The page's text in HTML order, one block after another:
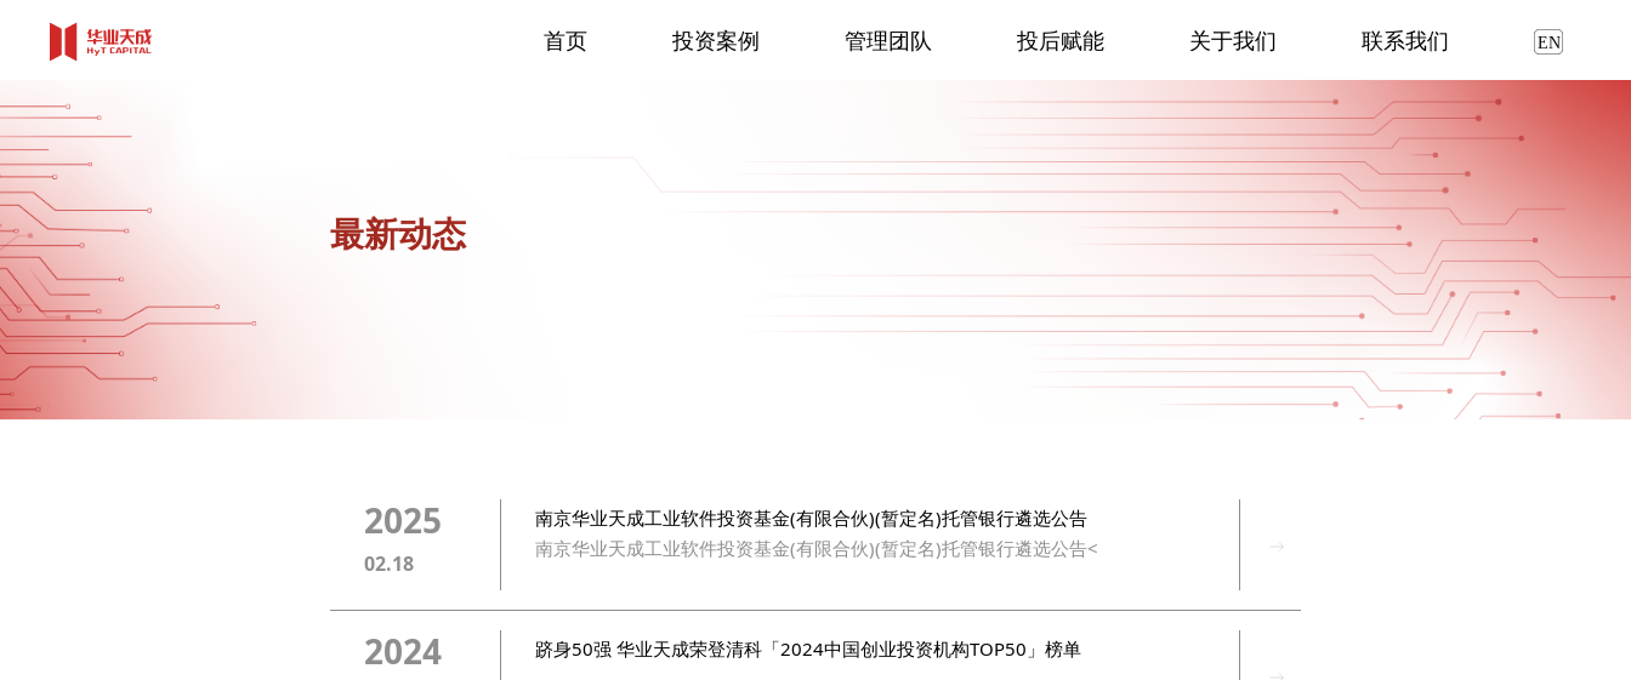
首页 投资案例 管理团队 投后赋能 关于我们 联系我们
最新动态
2025
02.18
南京华业天成工业软件投资基金(有限合伙)(暂定名)托管银行遴选公告
南京华业天成工业软件投资基金(有限合伙)(暂定名)托管银行遴选公告<
2024 跻身50强 华业天成荣登清科「2024中国创业投资机构TOP50」榜单